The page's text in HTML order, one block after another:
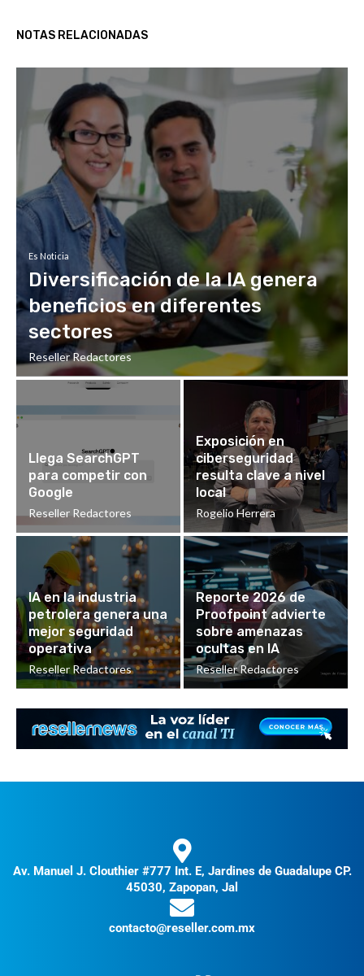
NOTAS RELACIONADAS
Es Noticia
Diversificación de la IA genera
beneficios en diferentes
sectores
Reseller Redactores
Llega SearchGPT
para competir con
Google
Reseller Redactores
Exposición en
ciberseguridad
resulta clave a nivel
local
Rogelio Herrera
IA en la industria
petrolera genera una
mejor seguridad
operativa
Reseller Redactores
Reporte 2026 de
Proofpoint advierte
sobre amenazas
ocultas en IA
Reseller Redactores
Av. Manuel J. Clouthier #777 Int. E, Jardines de Guadalupe CP.
45030, Zapopan, Jal
contacto@reseller.com.mx